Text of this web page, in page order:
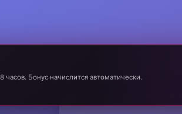
Бонус начислится автоматически.